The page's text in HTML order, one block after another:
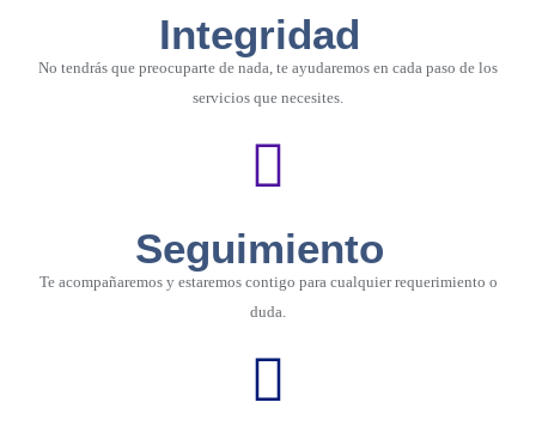
Integridad
No tendrás que preocuparte de nada, te ayudaremos en cada paso de los
servicios que necesites.
Seguimiento
Te acompañaremos y estaremos contigo para cualquier requerimiento o
duda.